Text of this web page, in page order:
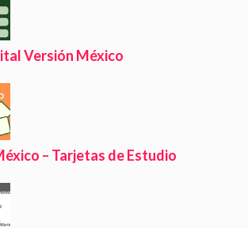
Versión México
– Tarjetas de Estudio